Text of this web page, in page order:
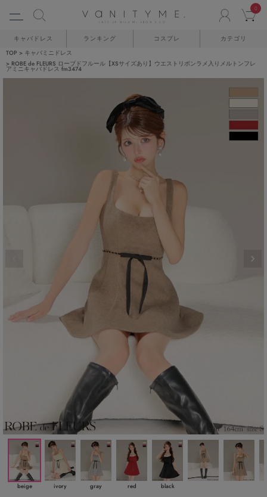
0
キャバドレス ランキング コスプレ カテゴリ
TOP
キャバミニドレス
ROBE de FLEURS ローブドフルール【XSサイズあり】ウエストリボンラメ入りメルトンフレ
アミニキャバドレス fm3474
beige ivory gray red black